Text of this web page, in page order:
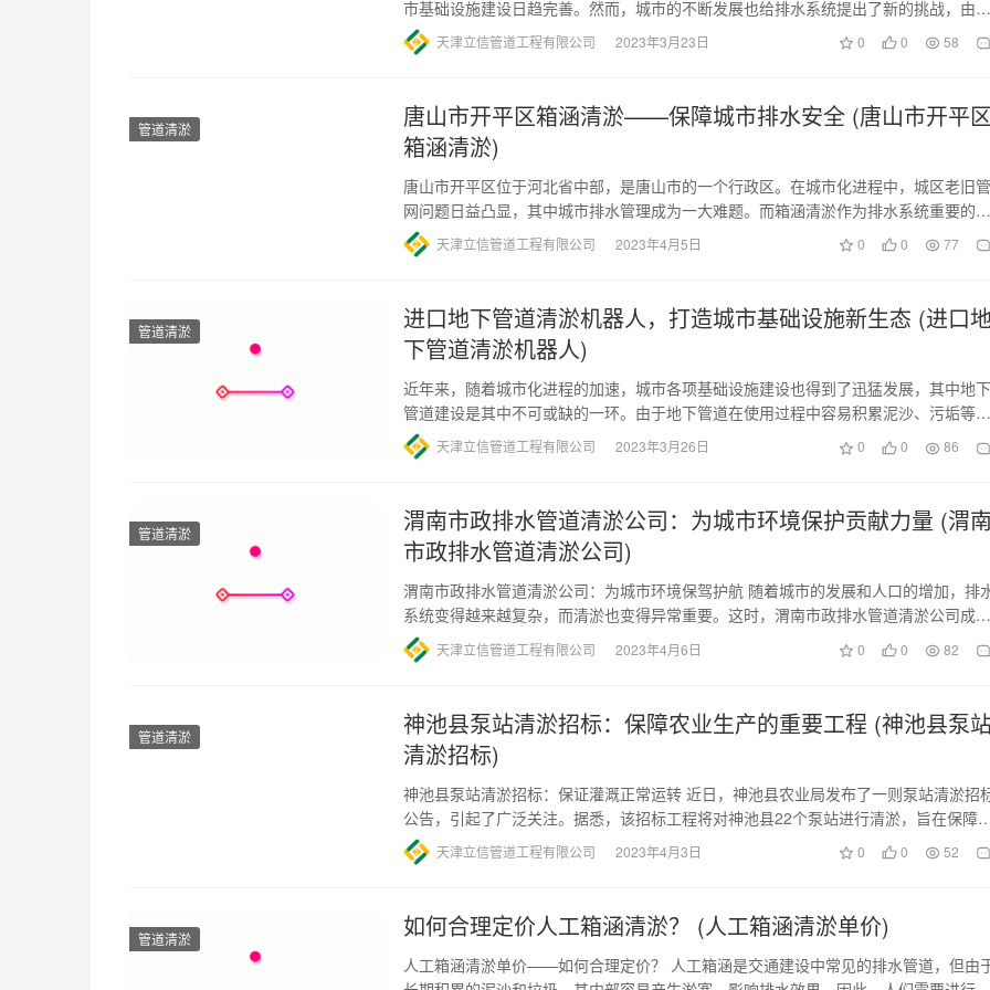
市基础设施建设日趋完善。然而，城市的不断发展也给排水系统提出了新的挑战，由此
导致排水管道清淤成为一项急…
天津立信管道工程有限公司 2023年3月23日 0 0 58
管道清淤
唐山市开平区箱涵清淤——保障城市排水安全 (唐山市开平区
箱涵清淤)
唐山市开平区位于河北省中部，是唐山市的一个行政区。在城市化进程中，城区老旧管
网问题日益凸显，其中城市排水管理成为一大难题。而箱涵清淤作为排水系统重要的防
洪设施，因其淤积问题也成为治…
天津立信管道工程有限公司 2023年4月5日 0 0 77
管道清淤
进口地下管道清淤机器人，打造城市基础设施新生态 (进口
下管道清淤机器人)
近年来，随着城市化进程的加速，城市各项基础设施建设也得到了迅猛发展，其中地下
管道建设是其中不可或缺的一环。由于地下管道在使用过程中容易积累泥沙、污垢等物
质，使得管道内径逐渐变小，从…
天津立信管道工程有限公司 2023年3月26日 0 0 86
管道清淤
渭南市政排水管道清淤公司：为城市环境保护贡献力量 (渭南
市政排水管道清淤公司)
渭南市政排水管道清淤公司：为城市环境保驾护航 随着城市的发展和人口的增加，排
系统变得越来越复杂，而清淤也变得异常重要。这时，渭南市政排水管道清淤公司成为
了城市环境保护的重要力量。…
天津立信管道工程有限公司 2023年4月6日 0 0 82
管道清淤
神池县泵站清淤招标：保障农业生产的重要工程 (神池县泵
清淤招标)
神池县泵站清淤招标：保证灌溉正常运转 近日，神池县农业局发布了一则泵站清淤招
公告，引起了广泛关注。据悉，该招标工程将对神池县22个泵站进行清淤，旨在保障
溉系统的正常运转。 作为…
天津立信管道工程有限公司 2023年4月3日 0 0 52
管道清淤 如何合理定价人工箱涵清淤？ (人工箱涵清淤单价)
人工箱涵清淤单价——如何合理定价？ 人工箱涵是交通建设中常见的排水管道，但由